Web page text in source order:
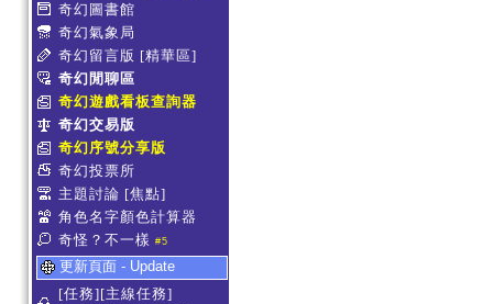
奇幻圖書館
奇幻氣象局
奇幻留言版 [精華區]
奇幻閒聊區
奇幻遊戲看板查詢器
奇幻交易版
奇幻序號分享版
奇幻投票所
主題討論 [焦點]
角色名字顏色計算器
奇怪？不一樣 #5
更新頁面 - Update
[任務][主線任務]